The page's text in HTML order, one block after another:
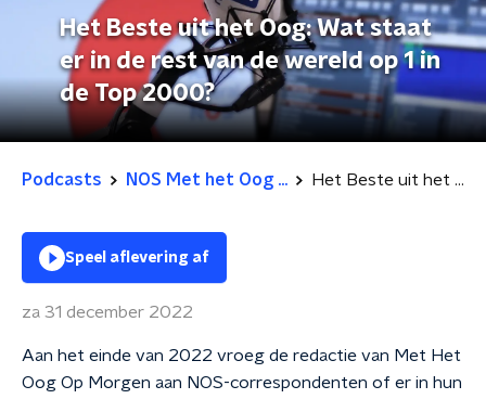
Het Beste uit het Oog: Wat staat
er in de rest van de wereld op 1 in
de Top 2000?
Podcasts NOS Met het Oog ... Het Beste uit het Oog: Wat staat er in de rest van de wereld op 1 in de Top 2000?
Speel aflevering af
za 31 december 2022
Aan het einde van 2022 vroeg de redactie van Met Het
Oog Op Morgen aan NOS-correspondenten of er in hun